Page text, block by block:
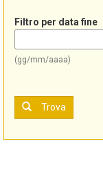
Filtro per data fine
(gg/mm/aaaa)
Trova